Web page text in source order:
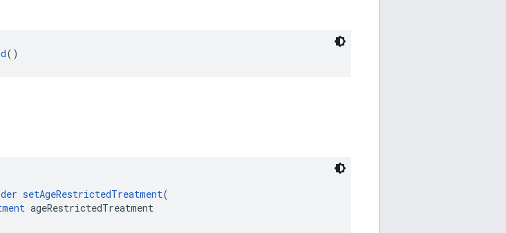
()
setAgeRestrictedTreatment(
ageRestrictedTreatment